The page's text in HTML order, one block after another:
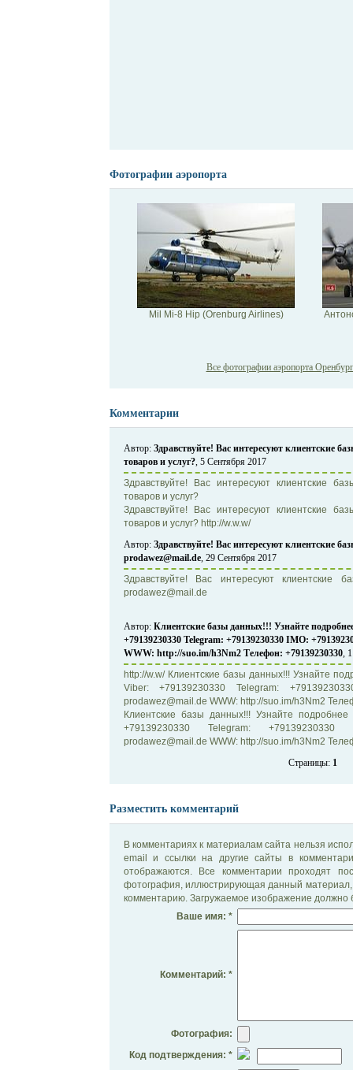
Фотографии аэропорта
Mil Mi-8 Hip (Orenburg Airlines)
Все фотографии аэропорта
Комментарии
Автор: Здравствуйте! Вас интересуют клиентские
товаров и услуг?, 5 Сентября 2017
Здравствуйте! Вас интересуют клиентские
товаров и услуг?
Здравствуйте! Вас интересуют клиентские
товаров и услуг? http://w.w.w/
Автор: Здравствуйте! Вас интересуют клиентские
prodawez@mail.de, 29 Сентября 2017
Здравствуйте! Вас интересуют клиентские
prodawez@mail.de
Автор: Клиентские базы данных!!! Узнайте
+79139230330 Telegram: +79139230330 IMO:
WWW: http://suo.im/h3Nm2 Телефон: +79139230330,
http://w.w/ Клиентские базы данных!!! Узнайте
Viber: +79139230330 Telegram:
prodawez@mail.de WWW: http://suo.im/h3Nm2
Клиентские базы данных!!! Узнайте
+79139230330 Telegram:
prodawez@mail.de WWW: http://suo.im/h3Nm2
Страницы: 1
Разместить комментарий
В комментариях к материалам сайта нельзя
email и ссылки на другие сайты в
отображаются. Все комментарии проходят
фотография, иллюстрирующая данный материал,
комментарию. Загружаемое изображение должно
Ваше имя: *
Комментарий: *
Фотография:
Код подтверждения: *